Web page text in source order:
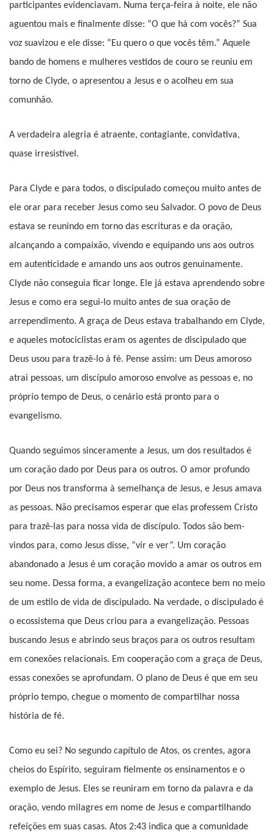
participantes evidenciavam. Numa terça-feira à noite, ele não
aguentou mais e finalmente disse: “O que há com vocês?” Sua
voz suavizou e ele disse: “Eu quero o que vocês têm.” Aquele
bando de homens e mulheres vestidos de couro se reuniu em
torno de Clyde, o apresentou a Jesus e o acolheu em sua
comunhão.
A verdadeira alegria é atraente, contagiante, convidativa,
quase irresistível.
Para Clyde e para todos, o discipulado começou muito antes de
ele orar para receber Jesus como seu Salvador. O povo de Deus
estava se reunindo em torno das escrituras e da oração,
alcançando a compaixão, vivendo e equipando uns aos outros
em autenticidade e amando uns aos outros genuinamente.
Clyde não conseguia ficar longe. Ele já estava aprendendo sobre
Jesus e como era segui-lo muito antes de sua oração de
arrependimento. A graça de Deus estava trabalhando em Clyde,
e aqueles motociclistas eram os agentes de discipulado que
Deus usou para trazê-lo à fé. Pense assim: um Deus amoroso
atrai pessoas, um discípulo amoroso envolve as pessoas e, no
próprio tempo de Deus, o cenário está pronto para o
evangelismo.
Quando seguimos sinceramente a Jesus, um dos resultados é
um coração dado por Deus para os outros. O amor profundo
por Deus nos transforma à semelhança de Jesus, e Jesus amava
as pessoas. Não precisamos esperar que elas professem Cristo
para trazê-las para nossa vida de discípulo. Todos são bem-
vindos para, como Jesus disse, “vir e ver”. Um coração
abandonado a Jesus é um coração movido a amar os outros em
seu nome. Dessa forma, a evangelização acontece bem no meio
de um estilo de vida de discipulado. Na verdade, o discipulado é
o ecossistema que Deus criou para a evangelização. Pessoas
buscando Jesus e abrindo seus braços para os outros resultam
em conexões relacionais. Em cooperação com a graça de Deus,
essas conexões se aprofundam. O plano de Deus é que em seu
próprio tempo, chegue o momento de compartilhar nossa
história de fé.
Como eu sei? No segundo capítulo de Atos, os crentes, agora
cheios do Espírito, seguiram fielmente os ensinamentos e o
exemplo de Jesus. Eles se reuniram em torno da palavra e da
oração, vendo milagres em nome de Jesus e compartilhando
refeições em suas casas. Atos 2:43 indica que a comunidade